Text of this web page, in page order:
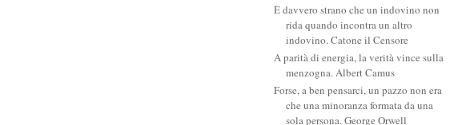
È davvero strano che un indovino non
rida quando incontra un altro
indovino. Catone il Censore
A parità di energia, la verità vince sulla
menzogna. Albert Camus
Forse, a ben pensarci, un pazzo non era
che una minoranza formata da una
sola persona. George Orwell